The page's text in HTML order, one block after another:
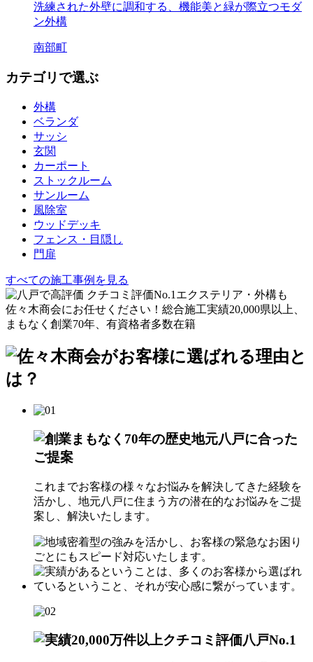
洗練された外壁に調和する、機能美と緑が際立つモダ
ン外構
南部町
カテゴリで選ぶ
外構
ベランダ
サッシ
玄関
カーポート
ストックルーム
サンルーム
風除室
ウッドデッキ
フェンス・目隠し
門扉
すべての施工事例を見る
これまでお客様の様々なお悩みを解決してきた経験を
活かし、地元八戸に住まう方の潜在的なお悩みをご提
案し、解決いたします。